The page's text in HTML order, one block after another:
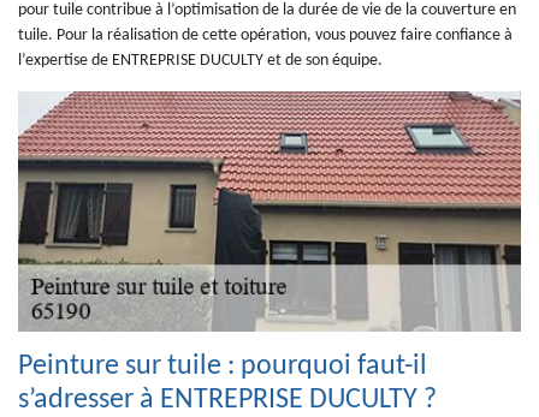
pour tuile contribue à l’optimisation de la durée de vie de la couverture en
tuile. Pour la réalisation de cette opération, vous pouvez faire confiance à
l’expertise de ENTREPRISE DUCULTY et de son équipe.
Peinture sur tuile : pourquoi faut-il
s’adresser à ENTREPRISE DUCULTY ?